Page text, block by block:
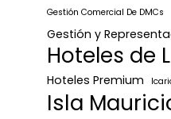
Gestión Comercial De DMCs
Gestión y
Hoteles de
Hoteles Premium
Isla